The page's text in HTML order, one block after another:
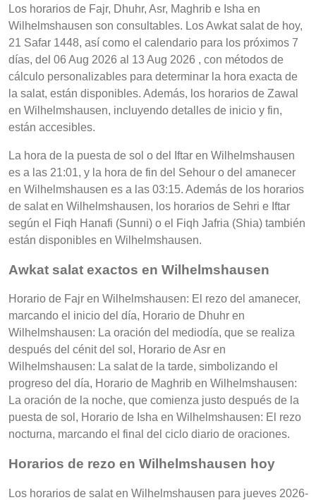
Los horarios de Fajr, Dhuhr, Asr, Maghrib e Isha en
Wilhelmshausen son consultables. Los Awkat salat de hoy,
21 Safar 1448, así como el calendario para los próximos 7
días, del 06 Aug 2026 al 13 Aug 2026 , con métodos de
cálculo personalizables para determinar la hora exacta de
la salat, están disponibles. Además, los horarios de Zawal
en Wilhelmshausen, incluyendo detalles de inicio y fin,
están accesibles.
La hora de la puesta de sol o del Iftar en Wilhelmshausen
es a las 21:01, y la hora de fin del Sehour o del amanecer
en Wilhelmshausen es a las 03:15. Además de los horarios
de salat en Wilhelmshausen, los horarios de Sehri e Iftar
según el Fiqh Hanafi (Sunni) o el Fiqh Jafria (Shia) también
están disponibles en Wilhelmshausen.
Awkat salat exactos en Wilhelmshausen
Horario de Fajr en Wilhelmshausen: El rezo del amanecer,
marcando el inicio del día, Horario de Dhuhr en
Wilhelmshausen: La oración del mediodía, que se realiza
después del cénit del sol, Horario de Asr en
Wilhelmshausen: La salat de la tarde, simbolizando el
progreso del día, Horario de Maghrib en Wilhelmshausen:
La oración de la noche, que comienza justo después de la
puesta de sol, Horario de Isha en Wilhelmshausen: El rezo
nocturna, marcando el final del ciclo diario de oraciones.
Horarios de rezo en Wilhelmshausen hoy
Los horarios de salat en Wilhelmshausen para jueves 2026-